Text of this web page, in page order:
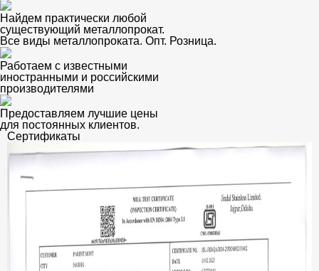
Найдем практически любой
существующий металлопрокат.
Все виды металлопроката. Опт. Розница.
Работаем с известными
иностранными и российскими
производителями
Предоставляем лучшие цены
для постоянных клиентов.
Сертификаты